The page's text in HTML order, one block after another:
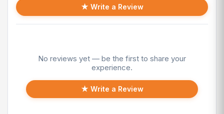
★ Write a Review
No reviews yet — be the first to share your
experience.
★ Write a Review